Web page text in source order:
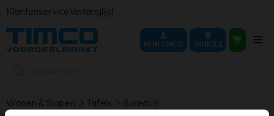
KlantenserviceVerlanglijst
MIJN TIMCO WINKELS
Wonen & Slapen Tafels Bureau's